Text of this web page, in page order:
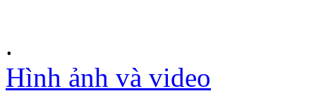
.
Hình ảnh và video